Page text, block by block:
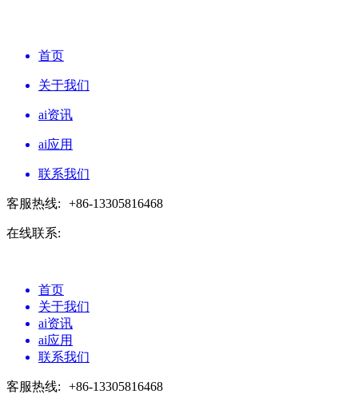
首页
关于我们
ai资讯
ai应用
联系我们
客服热线: +86-13305816468
在线联系:
首页
关于我们
ai资讯
ai应用
联系我们
客服热线: +86-13305816468